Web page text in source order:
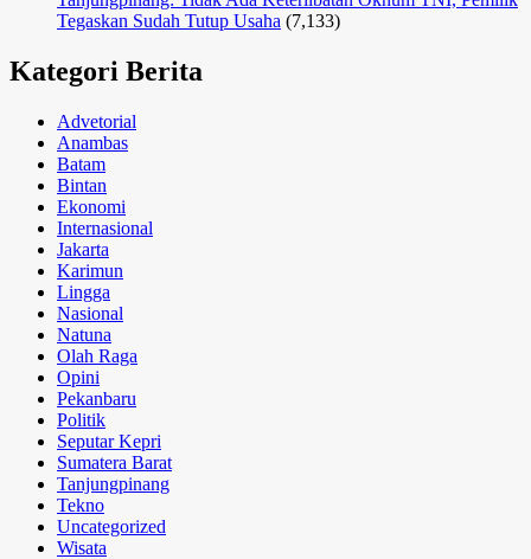
Tegaskan Sudah Tutup Usaha (7,133)
Kategori Berita
Advetorial
Anambas
Batam
Bintan
Ekonomi
Internasional
Jakarta
Karimun
Lingga
Nasional
Natuna
Olah Raga
Opini
Pekanbaru
Politik
Seputar Kepri
Sumatera Barat
Tanjungpinang
Tekno
Uncategorized
Wisata